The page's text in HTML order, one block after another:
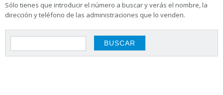
Sólo tienes que introducir el número a buscar y verás el nombre, la
dirección y teléfono de las administraciones que lo venden.